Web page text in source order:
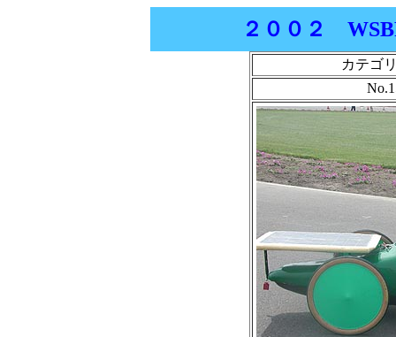
２００２
カテゴ